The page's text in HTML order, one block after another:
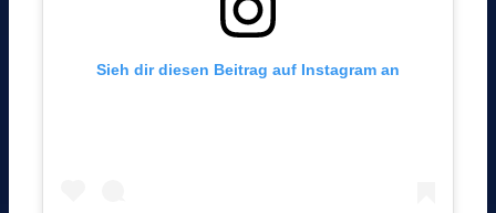
Sieh dir diesen Beitrag auf Instagram an